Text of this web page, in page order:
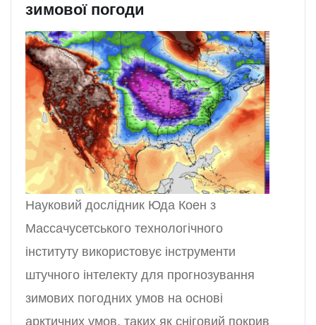
зимової погоди
Науковий дослідник Юда Коен з
Массачусетського технологічного
інституту використовує інструменти
штучного інтелекту для прогнозування
зимових погодних умов на основі
арктичних умов, таких як сніговий покрив